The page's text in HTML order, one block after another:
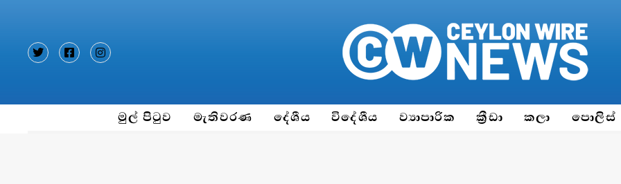
මුල් පිටුව මැතිවරණ දේශීය විදේශීය ව්‍යාපාරික ක්‍රීඩා කලා පොලිස්